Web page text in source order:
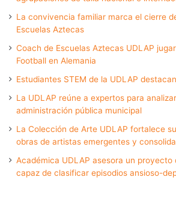
La convivencia familiar marca el cierre
Escuelas Aztecas
Coach de Escuelas Aztecas UDLAP
Football en Alemania
Estudiantes STEM de la UDLAP
La UDLAP reúne a expertos para
administración pública municipal
La Colección de Arte UDLAP fortalece
obras de artistas emergentes y
Académica UDLAP asesora un
capaz de clasificar episodios ansioso-